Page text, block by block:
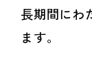
長期間にわ
ます。